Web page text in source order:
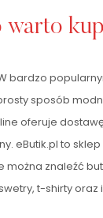
warto
bardzo
sposób
oferuje
eButik.pl to
znaleźć
t-shirty